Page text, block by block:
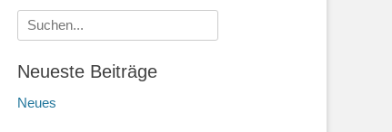
Suche
nach:
Neueste Beiträge
Neues